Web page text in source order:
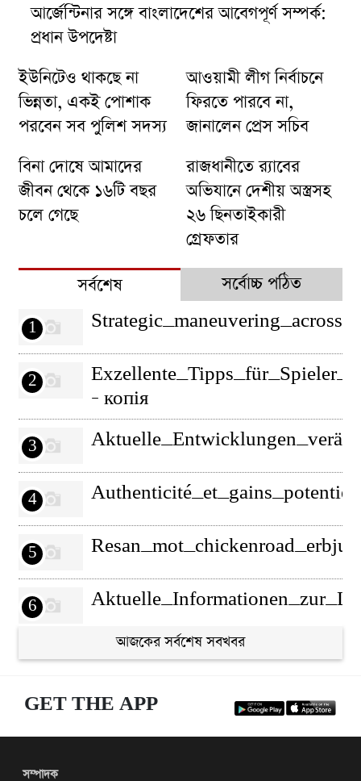
আর্জেন্টিনার সঙ্গে বাংলাদেশের আবেগপূর্ণ সম্পর্ক:
প্রধান উপদেষ্টা
ইউনিটেও থাকছে না
ভিন্নতা, একই পোশাক
পরবেন সব পুলিশ সদস্য
আওয়ামী লীগ নির্বাচনে
ফিরতে পারবে না,
জানালেন প্রেস সচিব
বিনা দোষে আমাদের
জীবন থেকে ১৬টি বছর
চলে গেছে
রাজধানীতে র‌্যাবের
অভিযানে দেশীয় অস্ত্রসহ
২৬ ছিনতাইকারী
গ্রেফতার
সর্বশেষ
সর্বোচ্চ পঠিত
1
2
– копія
3
4
5
6
7
8
9
আজকের সর্বশেষ সবখবর
GET THE APP
সম্পাদক